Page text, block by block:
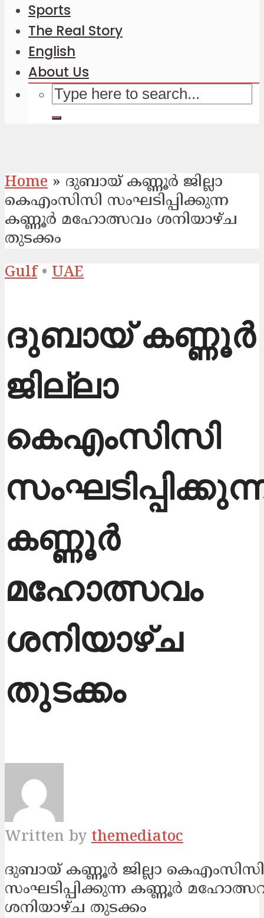
Sports
The Real Story
English
About Us
Home » ദുബായ് കണ്ണൂര്‍ ജില്ലാ
കെഎംസിസി സംഘടിപ്പിക്കുന്ന
കണ്ണൂര്‍ മഹോത്സവം ശനിയാഴ്ച
തുടക്കം
Gulf • UAE
ദുബായ് കണ്ണൂര്‍
ജില്ലാ
കെഎംസിസി
കണ്ണൂര്‍
മഹോത്സവം
ശനിയാഴ്ച
തുടക്കം
Written by themediatoc
ദുബായ് കണ്ണൂര്‍ ജില്ലാ കെഎംസിസി
സംഘടിപ്പിക്കുന്ന കണ്ണൂര്‍
ശനിയാഴ്ച തുടക്കം